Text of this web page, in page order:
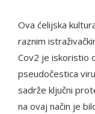
Ova ćelijska
raznim
Cov2 je iskoristio
pseudočestica
sadrže ključni
na ovaj način je